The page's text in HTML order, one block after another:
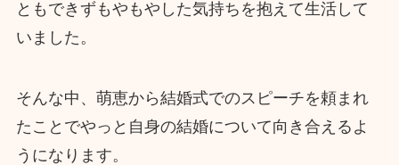
ともできずもやもやした気持ちを抱えて生活して
いました。
そんな中、萌恵から結婚式でのスピーチを頼まれ
たことでやっと自身の結婚について向き合えるよ
うになります。